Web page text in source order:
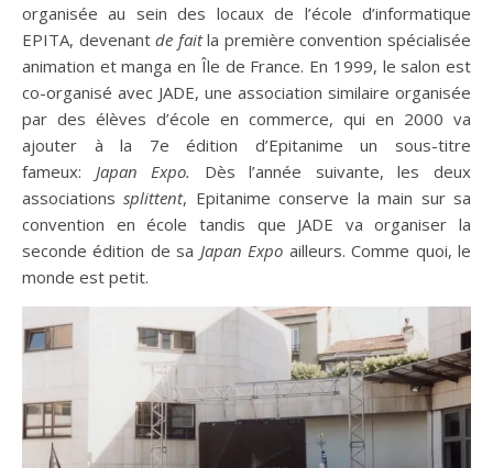
organisée au sein des locaux de l’école d’informatique
EPITA, devenantde faitla première convention spécialisée
animation et manga en Île de France. En 1999, le salon est
co-organisé avec JADE, une association similaire organisée
par des élèves d’école en commerce, qui en 2000 va
ajouter à la 7e édition d’Epitanime un sous-titre
fameux: Japan Expo. Dès l’année suivante, les deux
associationssplittent, Epitanime conserve la main sur sa
convention en école tandis que JADE va organiser la
seconde édition de sa Japan Expo ailleurs. Comme quoi, le
monde est petit.